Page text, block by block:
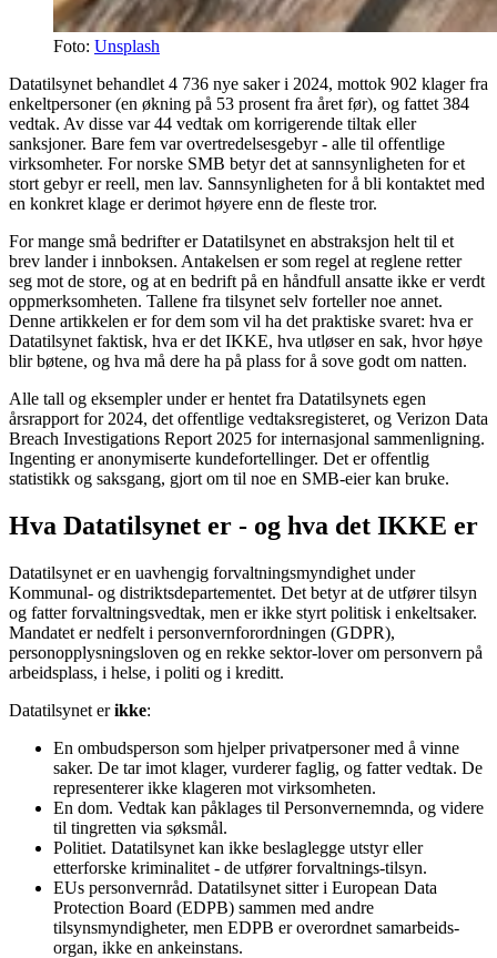
Foto: Unsplash
Datatilsynet behandlet 4 736 nye saker i 2024, mottok 902 klager fra
enkeltpersoner (en økning på 53 prosent fra året før), og fattet 384
vedtak. Av disse var 44 vedtak om korrigerende tiltak eller
sanksjoner. Bare fem var overtredelsesgebyr - alle til offentlige
virksomheter. For norske SMB betyr det at sannsynligheten for et
stort gebyr er reell, men lav. Sannsynligheten for å bli kontaktet med
en konkret klage er derimot høyere enn de fleste tror.
For mange små bedrifter er Datatilsynet en abstraksjon helt til et
brev lander i innboksen. Antakelsen er som regel at reglene retter
seg mot de store, og at en bedrift på en håndfull ansatte ikke er verdt
oppmerksomheten. Tallene fra tilsynet selv forteller noe annet.
Denne artikkelen er for dem som vil ha det praktiske svaret: hva er
Datatilsynet faktisk, hva er det IKKE, hva utløser en sak, hvor høye
blir bøtene, og hva må dere ha på plass for å sove godt om natten.
Alle tall og eksempler under er hentet fra Datatilsynets egen
årsrapport for 2024, det offentlige vedtaksregisteret, og Verizon Data
Breach Investigations Report 2025 for internasjonal sammenligning.
Ingenting er anonymiserte kundefortellinger. Det er offentlig
statistikk og saksgang, gjort om til noe en SMB-eier kan bruke.
Hva Datatilsynet er - og hva det IKKE er
Datatilsynet er en uavhengig forvaltningsmyndighet under
Kommunal- og distriktsdepartementet. Det betyr at de utfører tilsyn
og fatter forvaltningsvedtak, men er ikke styrt politisk i enkeltsaker.
Mandatet er nedfelt i personvernforordningen (GDPR),
personopplysningsloven og en rekke sektor-lover om personvern på
arbeidsplass, i helse, i politi og i kreditt.
Datatilsynet erikke:
En ombudsperson som hjelper privatpersoner med å vinne
saker. De tar imot klager, vurderer faglig, og fatter vedtak. De
representerer ikke klageren mot virksomheten.
En dom. Vedtak kan påklages til Personvernemnda, og videre
til tingretten via søksmål.
Politiet. Datatilsynet kan ikke beslaglegge utstyr eller
etterforske kriminalitet - de utfører forvaltnings-tilsyn.
EUs personvernråd. Datatilsynet sitter i European Data
Protection Board (EDPB) sammen med andre
tilsynsmyndigheter, men EDPB er overordnet samarbeids-
organ, ikke en ankeinstans.